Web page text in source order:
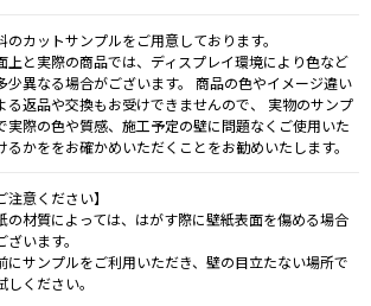
のカットサンプルをご用意しております。
上と実際の商品では、ディスプレイ環境により色など
少異なる場合がございます。 商品の色やイメージ違い
る返品や交換もお受けできませんので、 実物のサンプ
実際の色や質感、施工予定の壁に問題なくご使用いた
るかををお確かめいただくことをお勧めいたします。
注意ください】
の材質によっては、はがす際に壁紙表面を傷める場合
ざいます。
にサンプルをご利用いただき、壁の目立たない場所で
しください。